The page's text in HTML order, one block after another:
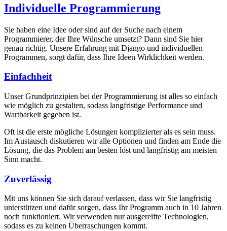
Individuelle Programmierung
Sie haben eine Idee oder sind auf der Suche nach einem
Programmierer, der Ihre Wünsche umsetzt? Dann sind Sie hier
genau richtig. Unsere Erfahrung mit Django und individuellen
Programmen, sorgt dafür, dass Ihre Ideen Wirklichkeit werden.
Einfachheit
Unser Grundprinzipien bei der Programmierung ist alles so einfach
wie möglich zu gestalten, sodass langfristige Performance und
Wartbarkeit gegeben ist.
Oft ist die erste mögliche Lösungen komplizierter als es sein muss.
Im Austausch diskutieren wir alle Optionen und finden am Ende die
Lösung, die das Problem am besten löst und langfristig am meisten
Sinn macht.
Zuverlässig
Mit uns können Sie sich darauf verlassen, dass wir Sie langfristig
unterstützen und dafür sorgen, dass Ihr Programm auch in 10 Jahren
noch funktioniert. Wir verwenden nur ausgereifte Technologien,
sodass es zu keinen Überraschungen kommt.